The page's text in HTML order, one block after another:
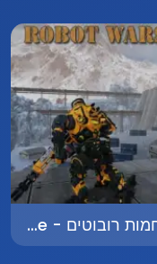
מלחמות רובוטים - Robot Wars: Rise of Resistance